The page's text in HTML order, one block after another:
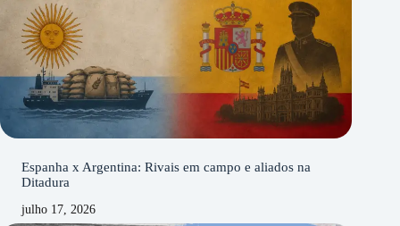
Espanha x Argentina: Rivais em campo e aliados na
Ditadura
julho 17, 2026